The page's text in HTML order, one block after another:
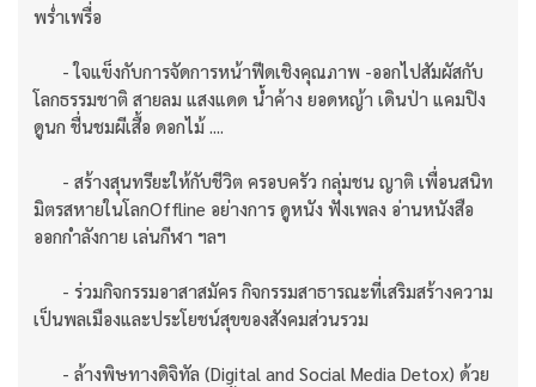
พร่ำเพรื่อ
- ใจแข็งกับการจัดการหน้าฟีดเชิงคุณภาพ -ออกไปสัมผัสกับ
โลกธรรมชาติ สายลม แสงแดด น้ำค้าง ยอดหญ้า เดินป่า แคมปิง
ดูนก ชื่นชมผีเสื้อ ดอกไม้ ....
- สร้างสุนทรียะให้กับชีวิต ครอบครัว กลุ่มชน ญาติ เพื่อนสนิท
มิตรสหายในโลกOffline อย่างการ ดูหนัง ฟังเพลง อ่านหนังสือ
ออกกำลังกาย เล่นกีฬา ฯลฯ
- ร่วมกิจกรรมอาสาสมัคร กิจกรรมสาธารณะที่เสริมสร้างความ
เป็นพลเมืองและประโยชน์สุขของสังคมส่วนรวม
- ล้างพิษทางดิจิทัล (Digital and Social Media Detox) ด้วย